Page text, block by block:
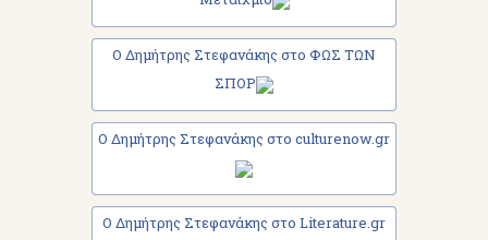
Ο Δημήτρης Στεφανάκης στο ΦΩΣ ΤΩΝ
ΣΠΟΡ
Ο Δημήτρης Στεφανάκης στο culturenow.gr
Ο Δημήτρης Στεφανάκης στο Literature.gr